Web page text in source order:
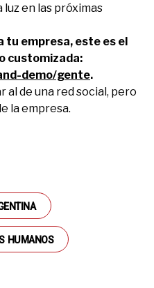
luz en las próximas
tu empresa, este es el
customizada:
demo/gente.
al de una red social, pero
la empresa.
HUMANOS